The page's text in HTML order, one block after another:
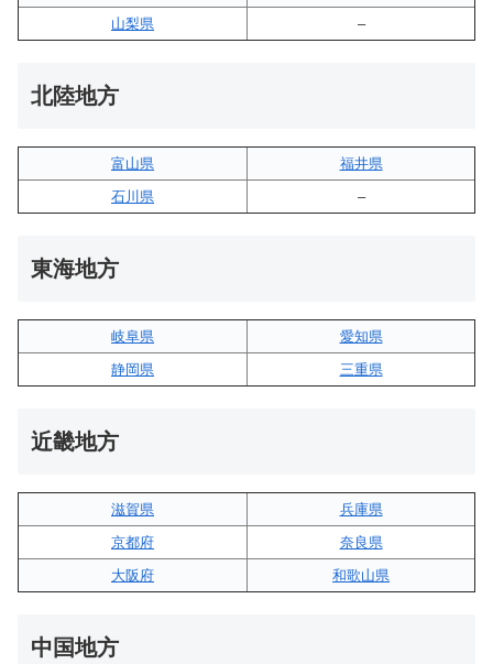
山梨県
–
北陸地方
富山県
福井県
石川県
–
東海地方
岐阜県
愛知県
静岡県
三重県
近畿地方
滋賀県
兵庫県
京都府
奈良県
大阪府
和歌山県
中国地方